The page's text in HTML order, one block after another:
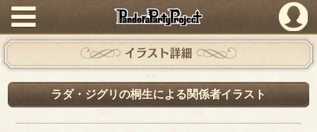
PandoraPartyProject
イラスト詳細
ラダ・ジグリの桐生による関係者イラスト